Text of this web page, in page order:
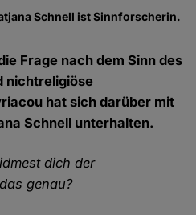
Schnell ist Sinnforscherin.
Frage nach dem Sinn des
nichtreligiöse
hat sich darüber mit
Schnell unterhalten.
dich der
genau?